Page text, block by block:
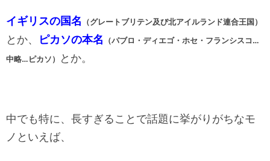
イギリスの国名 （グレートブリテン及び北アイルランド連合王国）
とか、 ピカソの本名
（パブロ・ディエゴ・ホセ・フランシスコ…
中略…ピカソ）
とか。
中でも特に、長すぎることで話題に挙がりがちなモ
ノといえば、